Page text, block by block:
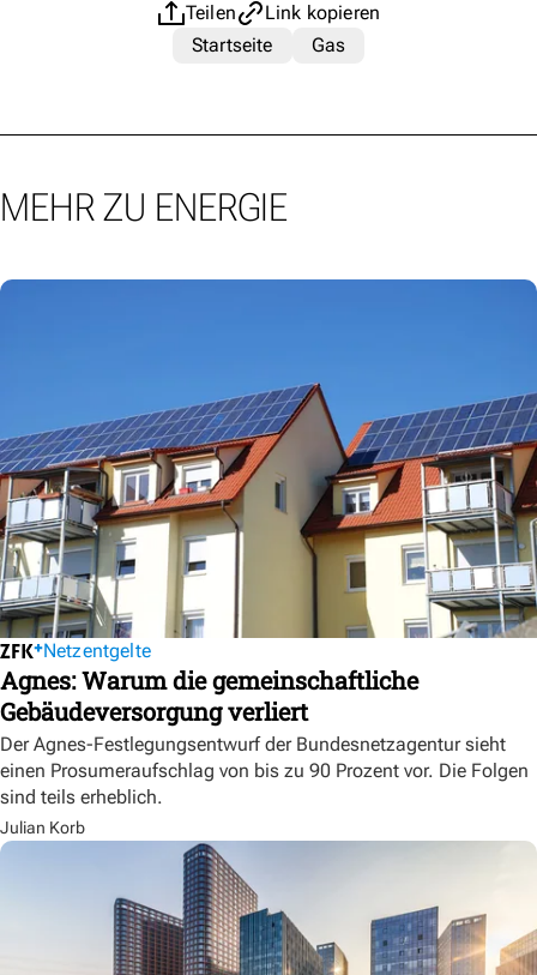
Teilen
Link kopieren
Startseite
Gas
MEHR ZU ENERGIE
Netzentgelte
Agnes: Warum die gemeinschaftliche
Gebäudeversorgung verliert
Der Agnes-Festlegungsentwurf der Bundesnetzagentur sieht
einen Prosumeraufschlag von bis zu 90 Prozent vor. Die Folgen
sind teils erheblich.
Julian Korb